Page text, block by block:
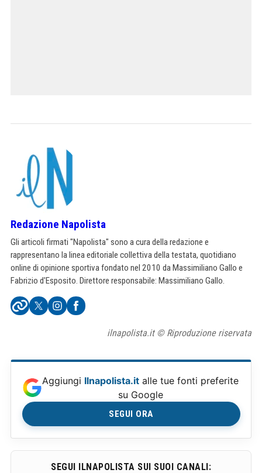
Redazione Napolista
Gli articoli firmati "Napolista" sono a cura della redazione e
rappresentano la linea editoriale collettiva della testata, quotidiano
online di opinione sportiva fondato nel 2010 da Massimiliano Gallo e
Fabrizio d'Esposito. Direttore responsabile: Massimiliano Gallo.
ilnapolista.it © Riproduzione riservata
Aggiungi Ilnapolista.it alle tue fonti preferite
su Google
SEGUI ORA
SEGUI ILNAPOLISTA SUI SUOI CANALI: